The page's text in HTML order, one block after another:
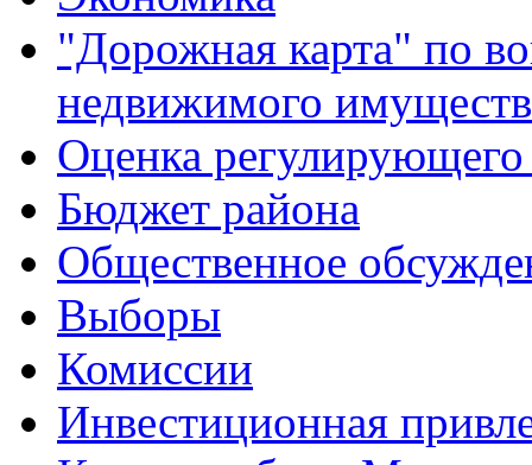
"Дорожная карта" по
недвижимого
Оценка регулирующего
Бюджет района
Общественное
Выборы
Комиссии
Инвестиционная